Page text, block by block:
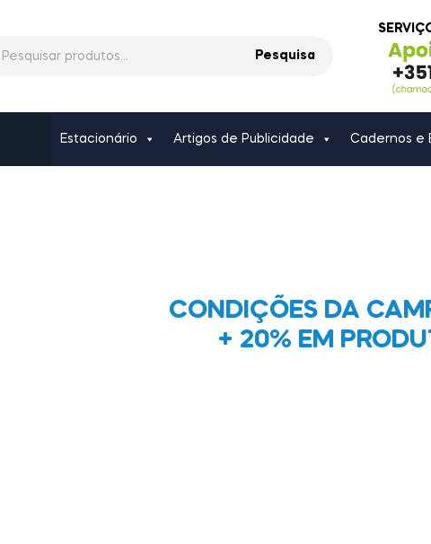
Pesquisa
Estacionário Artigos de Publicidade Cadernos e
CONDIÇÕES DA
+ 20% EM
suporte papel com exceção dos post-it, até à